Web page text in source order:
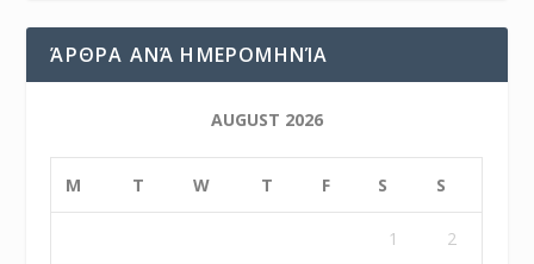
ΆΡΘΡΑ ΑΝΆ ΗΜΕΡΟΜΗΝΊΑ
AUGUST 2026
M T W T F S S
1 2